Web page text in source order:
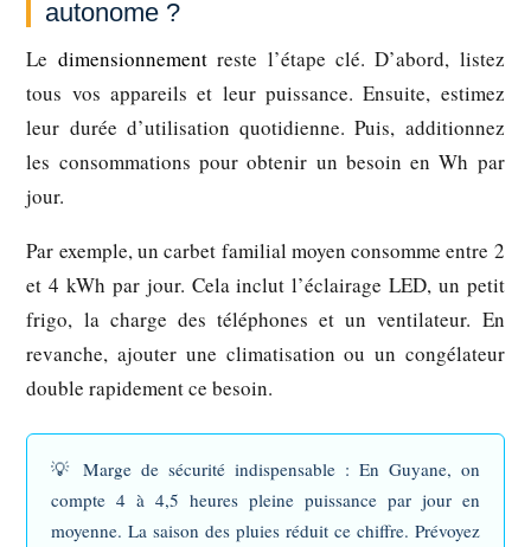
autonome ?
Le dimensionnementreste l’étape clé. D’abord, listez
tous vos appareils et leur puissance. Ensuite, estimez
leur durée d’utilisation quotidienne. Puis, additionnez
les consommations pour obtenir un besoin en Wh par
jour.
Par exemple, un carbet familial moyen consomme entre 2
et 4 kWh par jour. Cela inclut l’éclairage LED, un petit
frigo, la charge des téléphones et un ventilateur. En
revanche, ajouter une climatisation ou un congélateur
double rapidement ce besoin.
💡Marge de sécurité indispensable : En Guyane, on
compte 4 à 4,5 heures pleine puissance par jour en
moyenne. La saison des pluies réduit ce chiffre. Prévoyez